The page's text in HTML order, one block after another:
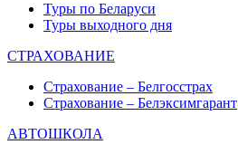
Туры по Беларуси
Туры выходного дня
СТРАХОВАНИЕ
Страхование – Белгосстрах
Страхование – Белэксимгарант
АВТОШКОЛА